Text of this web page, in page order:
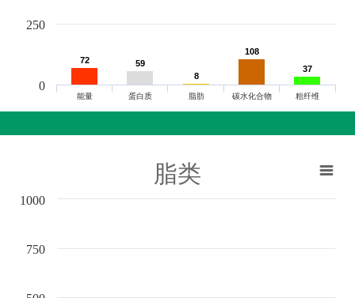
72
72 59
59
8
8
108
108
37
37
能量 蛋白质 脂肪 碳水化合物 粗纤维
0
250
脂类
750
1000